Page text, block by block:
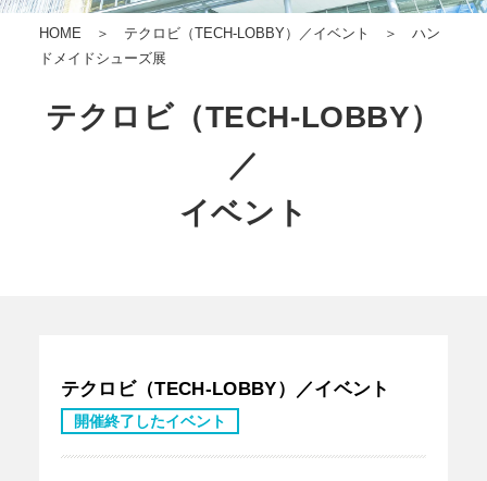
HOME ＞ テクロビ（TECH-LOBBY）／イベント ＞ ハン
ドメイドシューズ展
テクロビ（TECH-LOBBY）
／
イベント
テクロビ（TECH-LOBBY）／イベント
開催終了したイベント